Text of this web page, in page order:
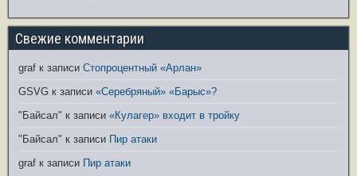
Свежие комментарии
graf к записи Стопроцентный «Арлан»
GSVG к записи «Серебряный» «Барыс»?
"Байсал" к записи «Кулагер» входит в тройку
"Байсал" к записи Пир атаки
graf к записи Пир атаки